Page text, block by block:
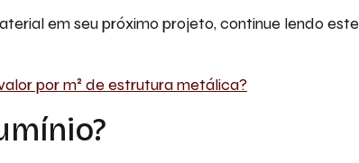
em seu próximo projeto, continue lendo este
por m² de estrutura metálica?